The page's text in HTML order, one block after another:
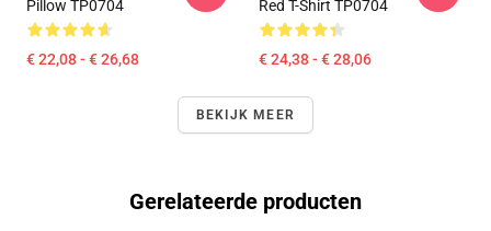
Pillow TP0704
€ 22,08 - € 26,68
Red T-Shirt TP0704
€ 24,38 - € 28,06
BEKIJK MEER
Gerelateerde producten